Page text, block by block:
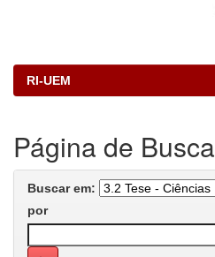
RI-UEM
Página de Busca
Buscar em:
por